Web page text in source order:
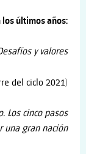
los últimos años:
y valores
del ciclo 2021)
Los cinco pasos
una gran nación